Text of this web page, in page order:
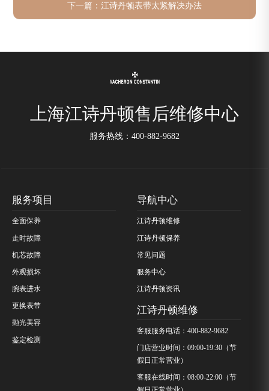
下一篇： 江诗丹顿表带太紧解决办法
上海江诗丹顿售后维修中心
服务热线： 400-882-9682
服务项目
全面保养
走时故障
机芯故障
外观损坏
腕表进水
更换表带
抛光美容
鉴定检测
导航中心
江诗丹顿维修
江诗丹顿保养
常见问题
服务中心
江诗丹顿资讯
江诗丹顿维修
客服服务电话：400-882-9682
门店营业时间：09:00-19:30（节
假日正常营业）
客服在线时间：08:00-22:00（节